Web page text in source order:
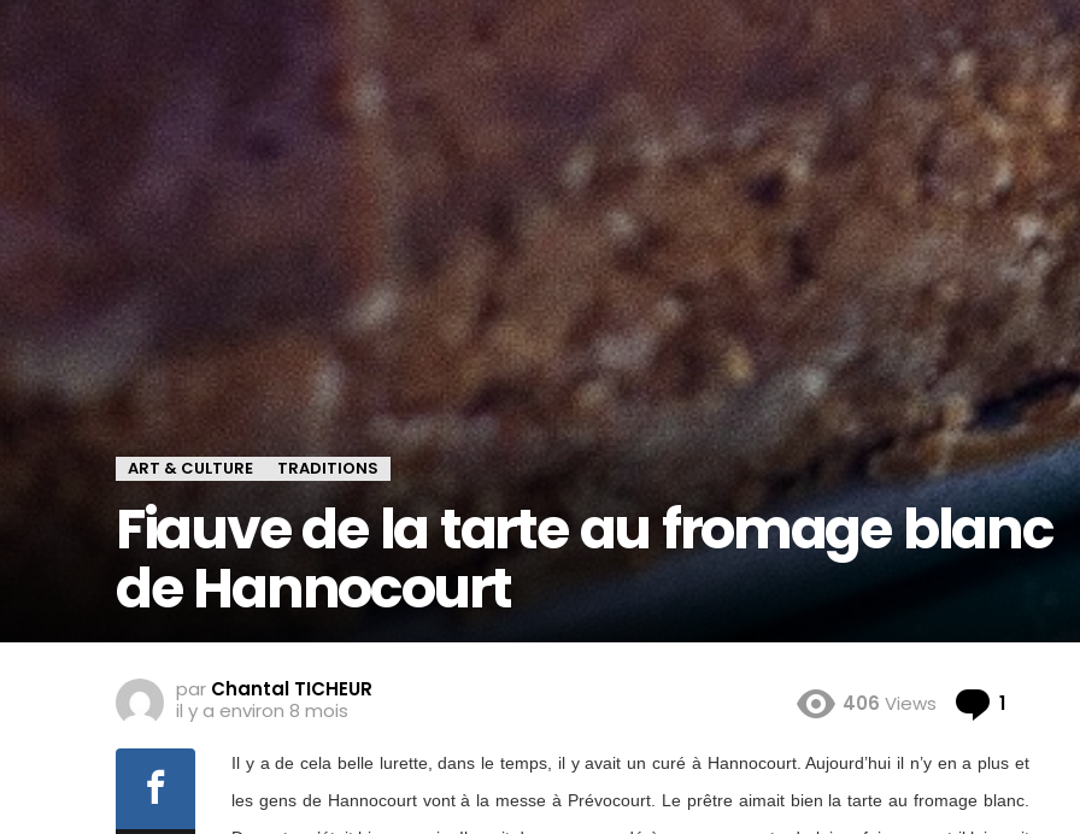
ART & CULTURE TRADITIONS
Fiauve de la tarte au fromage blanc
de Hannocourt
par Chantal TICHEUR
il y a environ 8 mois
406 Views 1
Il y a de cela belle lurette, dans le temps, il y avait un curé à Hannocourt. Aujourd’hui il n’y en a plus et
les gens de Hannocourt vont à la messe à Prévocourt. Le prêtre aimait bien la tarte au fromage blanc.